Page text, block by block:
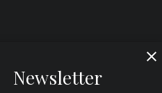
Newsletter